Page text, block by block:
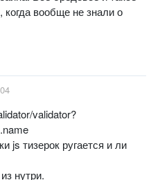
когда вообще не знали о
validator?
js тизерок ругается и ли
нутри.